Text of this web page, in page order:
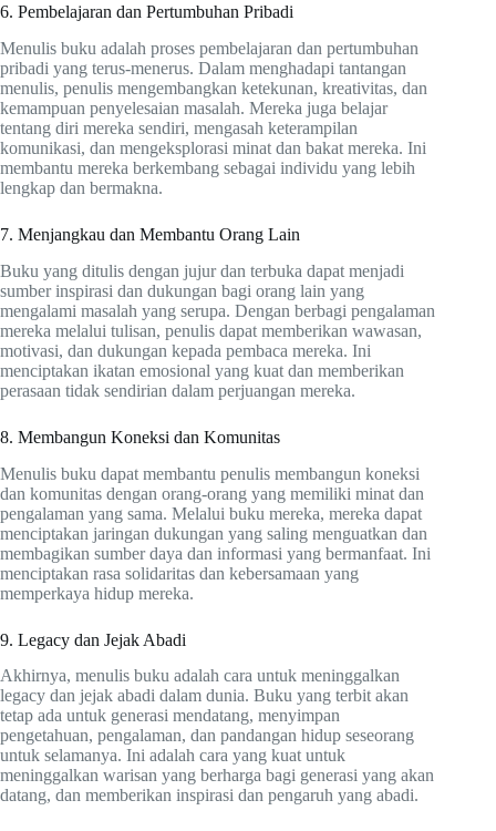
6. Pembelajaran dan Pertumbuhan Pribadi
Menulis buku adalah proses pembelajaran dan pertumbuhan
pribadi yang terus-menerus. Dalam menghadapi tantangan
menulis, penulis mengembangkan ketekunan, kreativitas, dan
kemampuan penyelesaian masalah. Mereka juga belajar
tentang diri mereka sendiri, mengasah keterampilan
komunikasi, dan mengeksplorasi minat dan bakat mereka. Ini
membantu mereka berkembang sebagai individu yang lebih
lengkap dan bermakna.
7. Menjangkau dan Membantu Orang Lain
Buku yang ditulis dengan jujur dan terbuka dapat menjadi
sumber inspirasi dan dukungan bagi orang lain yang
mengalami masalah yang serupa. Dengan berbagi pengalaman
mereka melalui tulisan, penulis dapat memberikan wawasan,
motivasi, dan dukungan kepada pembaca mereka. Ini
menciptakan ikatan emosional yang kuat dan memberikan
perasaan tidak sendirian dalam perjuangan mereka.
8. Membangun Koneksi dan Komunitas
Menulis buku dapat membantu penulis membangun koneksi
dan komunitas dengan orang-orang yang memiliki minat dan
pengalaman yang sama. Melalui buku mereka, mereka dapat
menciptakan jaringan dukungan yang saling menguatkan dan
membagikan sumber daya dan informasi yang bermanfaat. Ini
menciptakan rasa solidaritas dan kebersamaan yang
memperkaya hidup mereka.
9. Legacy dan Jejak Abadi
Akhirnya, menulis buku adalah cara untuk meninggalkan
legacy dan jejak abadi dalam dunia. Buku yang terbit akan
tetap ada untuk generasi mendatang, menyimpan
pengetahuan, pengalaman, dan pandangan hidup seseorang
untuk selamanya. Ini adalah cara yang kuat untuk
meninggalkan warisan yang berharga bagi generasi yang akan
datang, dan memberikan inspirasi dan pengaruh yang abadi.